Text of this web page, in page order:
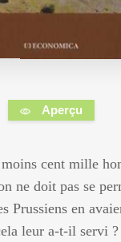
Aperçu
moins cent mille
ne doit pas se
Prussiens en
leur a-t-il servi ?